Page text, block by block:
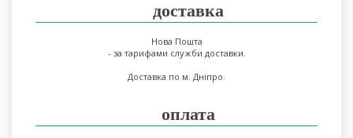
доставка
Нова Пошта
- за тарифами служби доставки.
Доставка по м. Дніпро.
оплата